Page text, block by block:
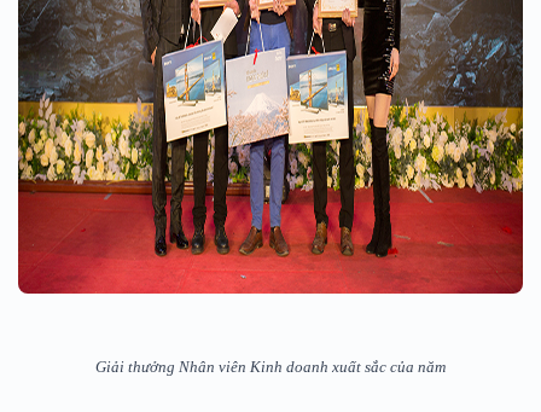
Giải thưởng Nhân viên Kinh doanh xuất sắc của năm